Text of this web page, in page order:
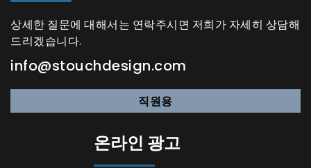
상세한 질문에 대해서는 연락주시면 저희가 자세히 상담해
드리겠습니다.
info@stouchdesign.com
직원용
온라인 광고